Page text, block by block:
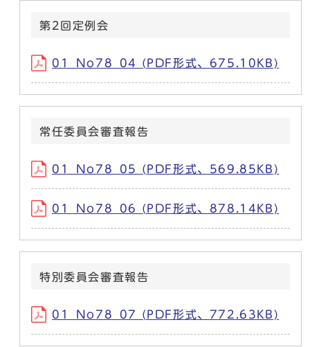
第2回定例会
01_No78_04 (PDF形式、675.10KB)
常任委員会審査報告
01_No78_05 (PDF形式、569.85KB)
01_No78_06 (PDF形式、878.14KB)
特別委員会審査報告
01_No78_07 (PDF形式、772.63KB)